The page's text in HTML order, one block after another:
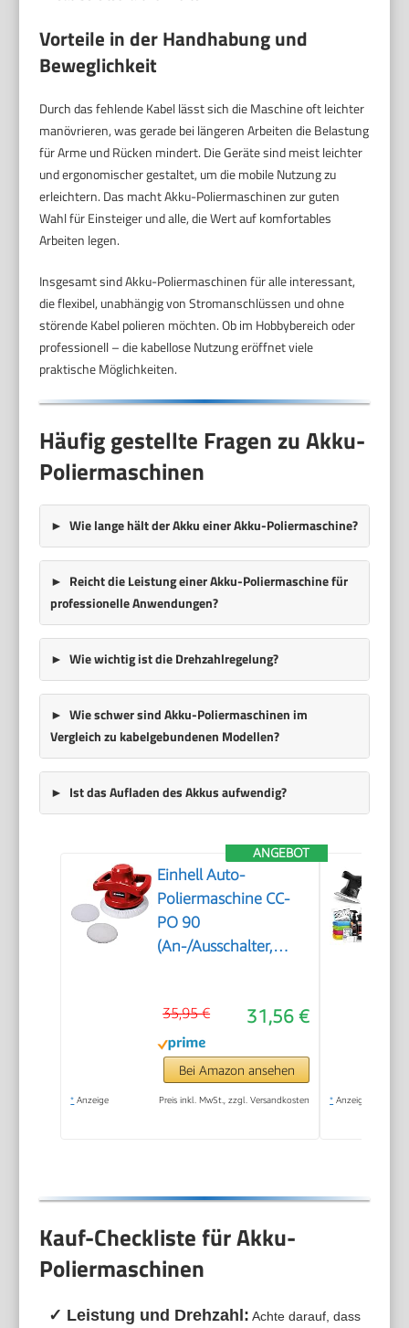
Vorteile in der Handhabung und
Beweglichkeit
Durch das fehlende Kabel lässt sich die Maschine oft leichter
manövrieren, was gerade bei längeren Arbeiten die Belastung
für Arme und Rücken mindert. Die Geräte sind meist leichter
und ergonomischer gestaltet, um die mobile Nutzung zu
erleichtern. Das macht Akku-Poliermaschinen zur guten
Wahl für Einsteiger und alle, die Wert auf komfortables
Arbeiten legen.
Insgesamt sind Akku-Poliermaschinen für alle interessant,
die flexibel, unabhängig von Stromanschlüssen und ohne
störende Kabel polieren möchten. Ob im Hobbybereich oder
professionell – die kabellose Nutzung eröffnet viele
praktische Möglichkeiten.
Häufig gestellte Fragen zu Akku-
Poliermaschinen
Wie lange hält der Akku einer Akku-Poliermaschine?
Reicht die Leistung einer Akku-Poliermaschine für
professionelle Anwendungen?
Wie wichtig ist die Drehzahlregelung?
Wie schwer sind Akku-Poliermaschinen im
Vergleich zu kabelgebundenen Modellen?
Ist das Aufladen des Akkus aufwendig?
ANGEBOT
Einhell Auto-
Poliermaschine CC-
PO 90
(An-/Ausschalter,
und Synthetik-
Polierhaube inklusive)
31,56 €
35,95 €
Bei Amazon ansehen
* Anzeige Preis inkl. MwSt., zzgl. Versandkosten * Anzeige
Kauf-Checkliste für Akku-
Poliermaschinen
✓ Leistung und Drehzahl: Achte darauf, dass